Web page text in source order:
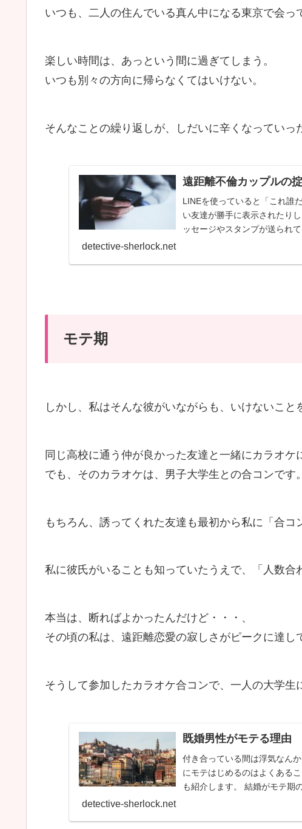
いつも、二人の住んでいる真ん中になる東京で会っ
楽しい時間は、あっという間に過ぎてしまう。
いつも別々の方向に帰らなくてはいけない。
そんなことの繰り返しが、しだいに辛くなっていっ
遠距離不倫カップルの掟
LINEを使っていると「これ誰
い友達が勝手に表示されたり
ッセージやスタンプが送られ
detective-sherlock.net
モテ期
しかし、私はそんな彼がいながらも、いけないこと
同じ高校に通う仲が良かった友達と一緒にカラオケ
でも、そのカラオケは、男子大学生との合コンです。
もちろん、誘ってくれた友達も最初から私に「合コ
私に彼氏がいることも知っていたうえで、「人数合
本当は、断ればよかったんだけど・・・、
その頃の私は、遠距離恋愛の寂しさがピークに達し
そうして参加したカラオケ合コンで、一人の大学生
既婚男性がモテる理由
付き合っている間は浮気なん
にモテはじめるのはよくある
も紹介します。 結婚がモテ期
detective-sherlock.net